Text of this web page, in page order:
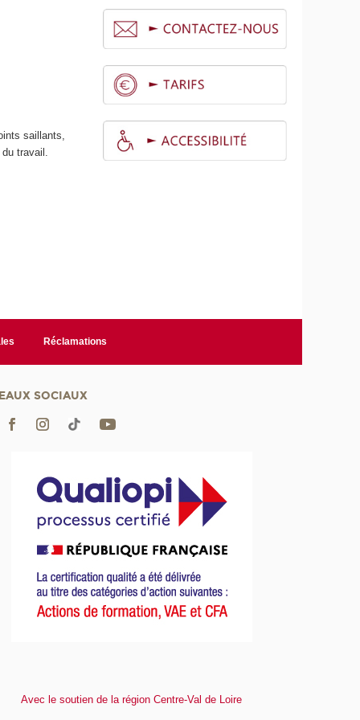
saillants,
travail.
Réclamations
SOCIAUX
Avec le soutien de la région Centre-Val de Loire